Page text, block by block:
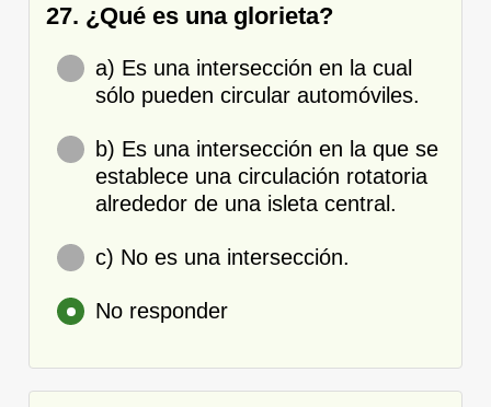
27. ¿Qué es una glorieta?
a) Es una intersección en la cual
sólo pueden circular automóviles.
b) Es una intersección en la que se
establece una circulación rotatoria
alrededor de una isleta central.
c) No es una intersección.
No responder